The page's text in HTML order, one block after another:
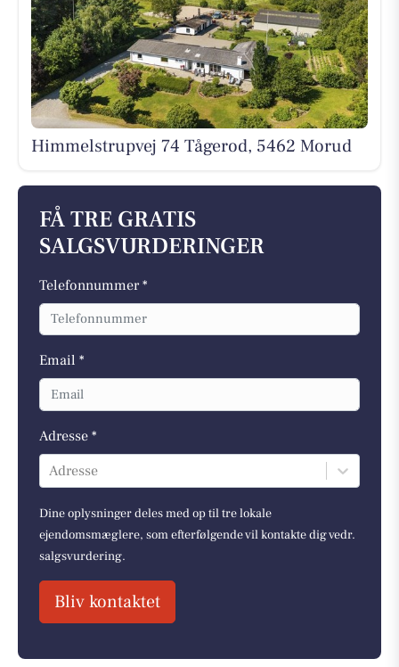
Himmelstrupvej 74 Tågerod, 5462 Morud
FÅ TRE GRATIS
SALGSVURDERINGER
Telefonnummer *
Email *
Adresse *
Adresse
Dine oplysninger deles med op til tre lokale
ejendomsmæglere, som efterfølgende vil kontakte dig vedr.
salgsvurdering.
Bliv kontaktet